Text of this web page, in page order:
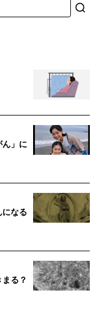
ん」に
なる
る？